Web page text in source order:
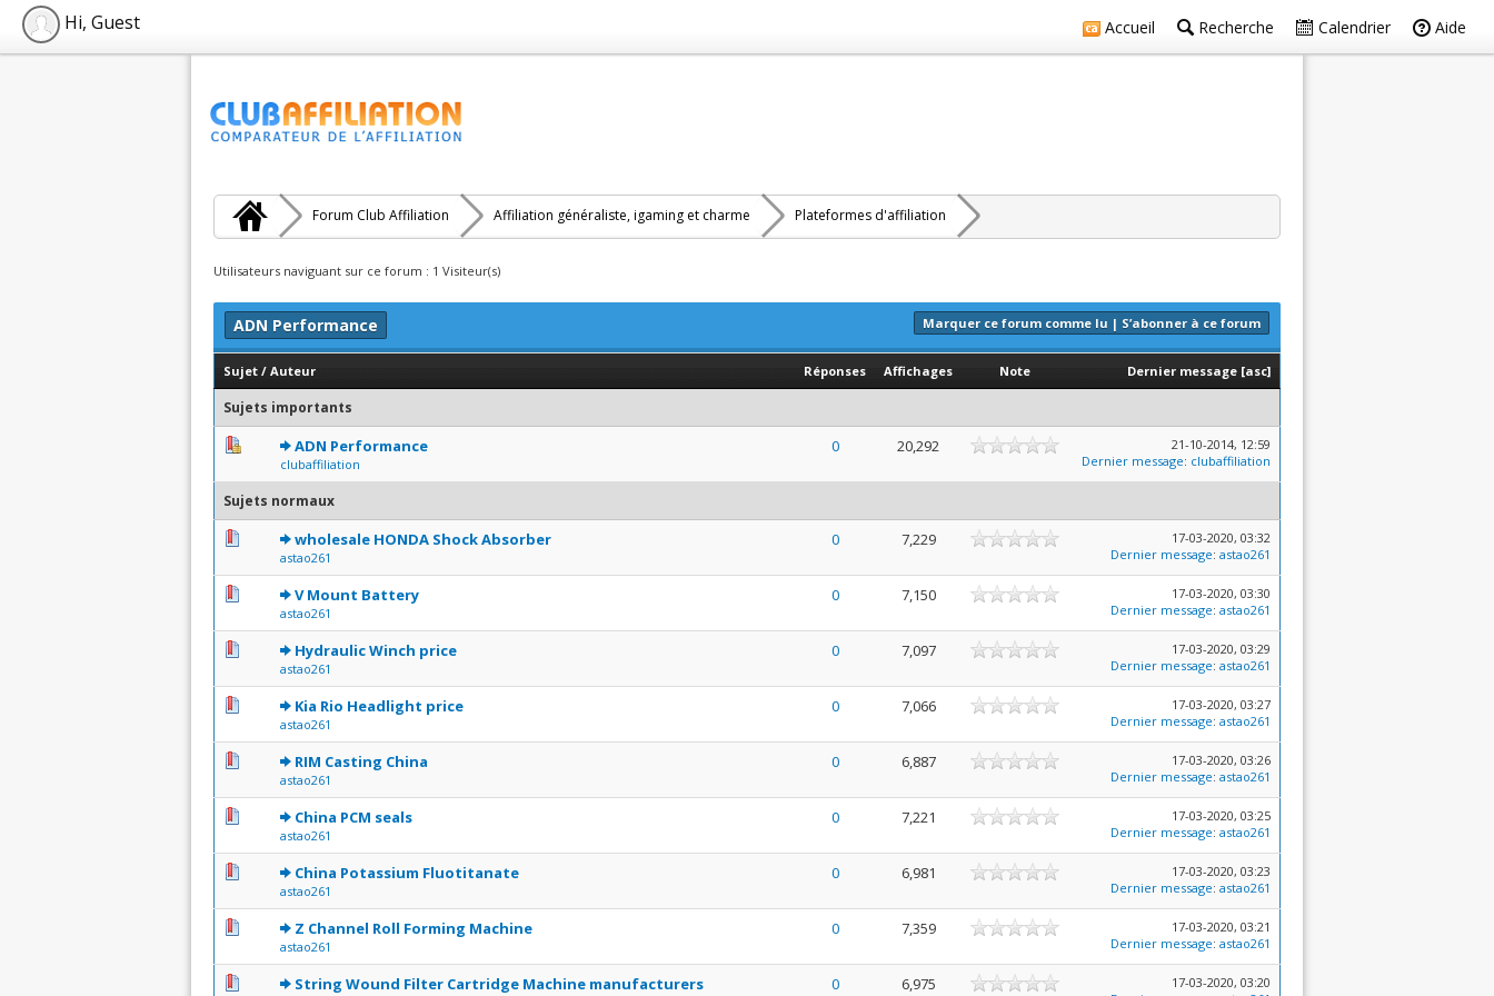
Accueil Recherche Calendrier Aide
Hi, Guest
Forum Club Affiliation Affiliation généraliste, igaming et charme Plateformes d'affiliation
Utilisateurs naviguant sur ce forum : 1 Visiteur(s)
Marquer ce forum comme lu | S’abonner à ce forum
ADN Performance
Sujet / Auteur Réponses Affichages Note Dernier message [asc]
Sujets importants
ADN Performance
clubaffiliation
0 20,292
0 Votes - 0 sur 5 en moyenne
1
21-10-2014, 12:59
Dernier message: clubaffiliation
Sujets normaux
wholesale HONDA Shock Absorber
astao261
0 7,229
0 Votes - 0 sur 5 en moyenne
12345
17-03-2020, 03:32
Dernier message: astao261
V Mount Battery
astao261
0 7,150
0 Votes - 0 sur 5 en moyenne
17-03-2020, 03:30
Dernier message: astao261
Hydraulic Winch price
astao261
0 7,097
0 Votes - 0 sur 5 en moyenne
12345
17-03-2020, 03:29
Dernier message: astao261
Kia Rio Headlight price
astao261
0 7,066
0 Votes - 0 sur 5 en moyenne
12345
17-03-2020, 03:27
Dernier message: astao261
RIM Casting China
astao261
0 6,887
0 Votes - 0 sur 5 en moyenne
1
17-03-2020, 03:26
Dernier message: astao261
China PCM seals
astao261
0 7,221
0 Votes - 0 sur 5 en moyenne
17-03-2020, 03:25
Dernier message: astao261
China Potassium Fluotitanate
astao261
0 6,981
0 Votes - 0 sur 5 en moyenne
12345
17-03-2020, 03:23
Dernier message: astao261
Z Channel Roll Forming Machine
astao261
0 7,359
0 Votes - 0 sur 5 en moyenne
12345
17-03-2020, 03:21
Dernier message: astao261
String Wound Filter Cartridge Machine manufacturers 0 6,975
0 Votes - 0 sur 5 en moyenne
123 45
17-03-2020, 03:20